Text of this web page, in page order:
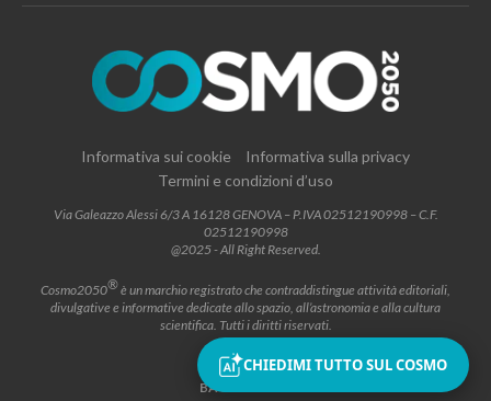
Informativa sui cookie
Informativa sulla privacy
Termini e condizioni d’uso
Via Galeazzo Alessi 6/3 A 16128 GENOVA – P.IVA 02512190998 – C.F.
02512190998
@2025 - All Right Reserved.
Cosmo2050®è un marchio registrato che contraddistingue attività editoriali,
divulgative e informative dedicate allo spazio, all’astronomia e alla cultura
scientifica. Tutti i diritti riservati.
BACK TO TOP
CHIEDIMI TUTTO SUL COSMO